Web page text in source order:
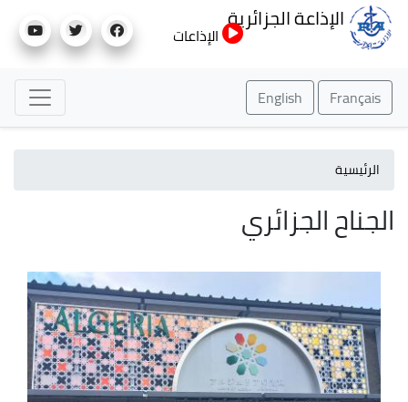
إلى
الإذاعة الجزائرية
الإذاعات
Français
English
الرئيسية
الجناح الجزائري